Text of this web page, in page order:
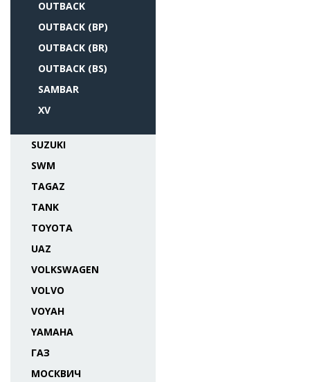
OUTBACK
OUTBACK (BP)
OUTBACK (BR)
OUTBACK (BS)
SAMBAR
XV
SUZUKI
SWM
TAGAZ
TANK
TOYOTA
UAZ
VOLKSWAGEN
VOLVO
VOYAH
YAMAHA
ГАЗ
МОСКВИЧ